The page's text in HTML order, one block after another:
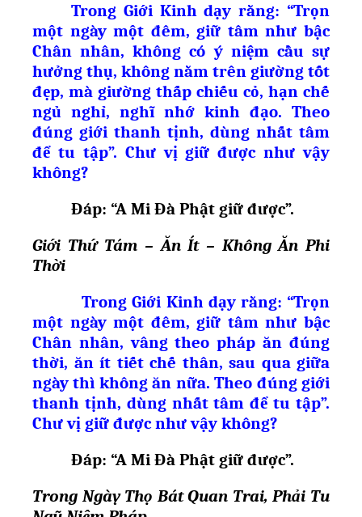
Trong Giới Kinh dạy rằng: “Trọn
một ngày một đêm, giữ tâm như bậc
Chân nhân, không có ý niệm cầu sự
hưởng thụ, không nằm trên giường tốt
đẹp, mà giường thấp chiếu cỏ, hạn chế
ngủ nghỉ, nghĩ nhớ kinh đạo. Theo
đúng giới thanh tịnh, dùng nhất tâm
để tu tập”. Chư vị giữ được như vậy
không?
Đáp: “A Mi Đà Phật giữ được”.
Giới Thứ Tám – Ăn Ít – Không Ăn Phi
Thời
Trong Giới Kinh dạy rằng: “Trọn
một ngày một đêm, giữ tâm như bậc
Chân nhân, vâng theo pháp ăn đúng
thời, ăn ít tiết chế thân, sau qua giữa
ngày thì không ăn nữa. Theo đúng giới
thanh tịnh, dùng nhất tâm để tu tập”.
Chư vị giữ được như vậy không?
Đáp: “A Mi Đà Phật giữ được”.
Trong Ngày Thọ Bát Quan Trai, Phải Tu